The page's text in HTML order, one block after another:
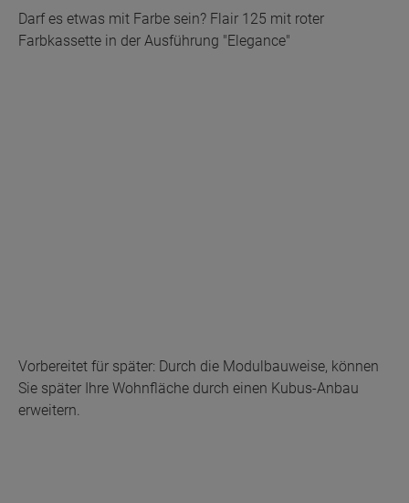
Darf es etwas mit Farbe sein? Flair 125 mit roter
Farbkassette in der Ausführung "Elegance"
Vorbereitet für später: Durch die Modulbauweise, können
Sie später Ihre Wohnfläche durch einen Kubus-Anbau
erweitern.